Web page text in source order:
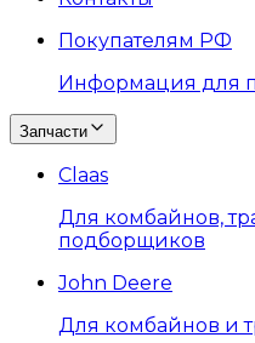
Покупателям РФ
Информация для
Запчасти
Claas
Для комбайнов,
подборщиков
John Deere
Для комбайнов и